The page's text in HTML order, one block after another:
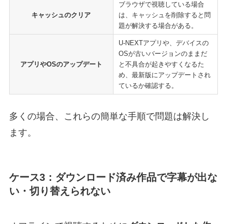
キャッシュのクリア
ブラウザで視聴している場合
は、キャッシュを削除すると問
題が解決する場合がある。
アプリやOSのアップデート
U-NEXTアプリや、デバイスの
OSが古いバージョンのままだ
と不具合が起きやすくなるた
め、最新版にアップデートされ
ているか確認する。
多くの場合、これらの簡単な手順で問題は解決し
ます。
ケース3：ダウンロード済み作品で字幕が出な
い・切り替えられない